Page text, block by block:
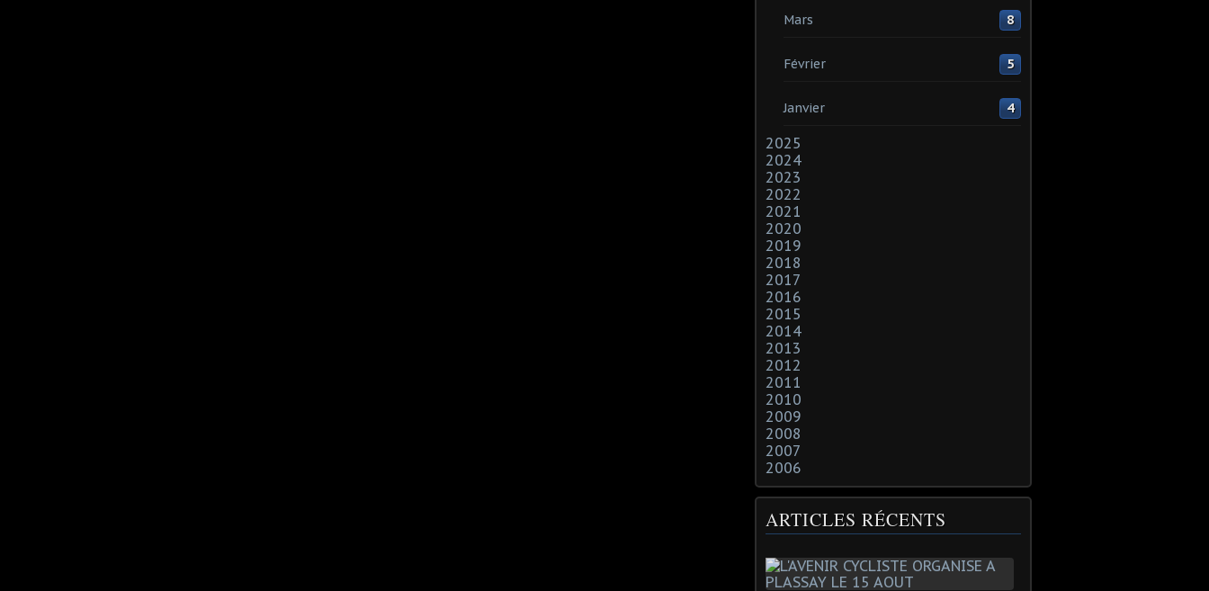
Mars 8
Février 5
Janvier 4
2025
2024
2023
2022
2021
2020
2019
2018
2017
2016
2015
2014
2013
2012
2011
2010
2009
2008
2007
2006
ARTICLES RÉCENTS